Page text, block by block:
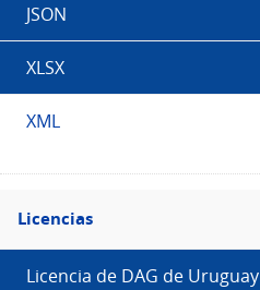
JSON
XLSX
XML
Filtro
Licencias
Licencias
Licencia de DAG de Uruguay